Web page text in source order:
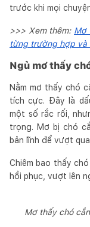
trước khi mọi
>>> Xem thêm: Mơ
từng trường hợp và
Ngủ mơ thấy
Nằm mơ thấy chó
tích cực. Đây là
một số rắc rối,
trọng. Mơ bị chó
bản lĩnh để vượt
Chiêm bao thấy
hồi phục, vượt lên
Mơ thấy chó